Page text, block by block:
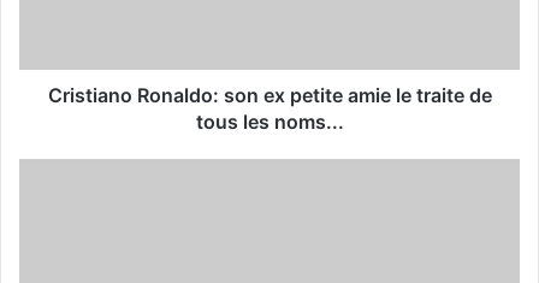
Cristiano Ronaldo: son ex petite amie le traite de
tous les noms...